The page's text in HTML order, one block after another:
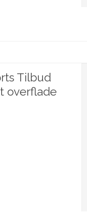
Tilbud
overflade